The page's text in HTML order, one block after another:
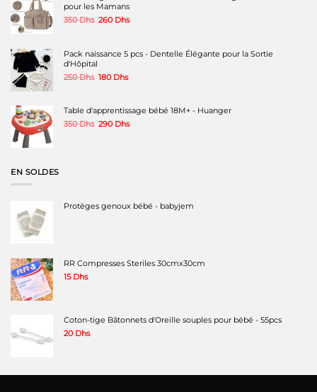
pour les Mamans
350Dhs Le
350 Dhs.
260 DhsLe
260 Dhs.
Pack naissance 5 pcs - Dentelle Élégante pour la Sortie
d'Hôpital
250Dhs Le
250 Dhs.
180 DhsLe
180 Dhs.
Table d'apprentissage bébé 18M+ - Huanger
350Dhs Le
290 DhsLe
EN SOLDES
Protèges genoux bébé - babyjem
RR Compresses Steriles 30cmx30cm
15 Dhs
Coton-tige Bâtonnets d'Oreille souples pour bébé - 55pcs
20 Dhs